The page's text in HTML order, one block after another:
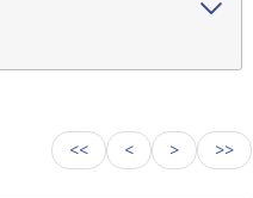
<< < > >>